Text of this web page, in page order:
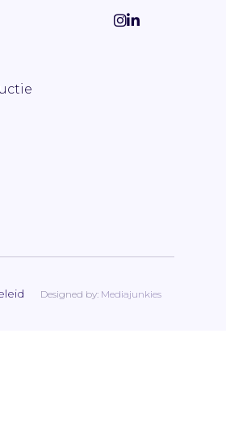
Designed by: Mediajunkies